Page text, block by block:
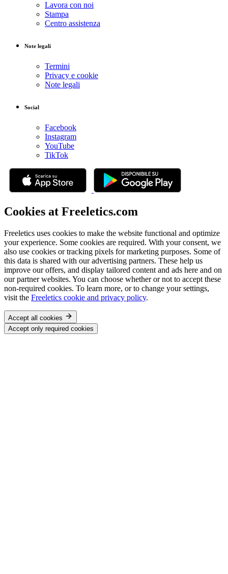
Lavora con noi
Stampa
Centro assistenza
Note legali
Termini
Privacy e cookie
Note legali
Social
Facebook
Instagram
YouTube
TikTok
Cookies at Freeletics.com
Freeletics uses cookies to make the website functional and optimize
your experience. Some cookies are required. With your consent, we
also use cookies or tracking pixels for marketing purposes. Some of
this data is shared with our advertising partners. These help us
improve our offers, and display tailored content and ads here and on
our partner websites. You can choose whether or not to accept these
non-required cookies. To learn more, or to change your settings,
visit the Freeletics cookie and privacy policy.
Accept all cookies
Accept only required cookies